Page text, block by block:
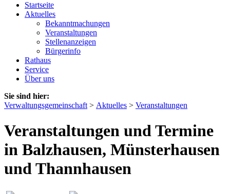
Startseite
Aktuelles
Bekanntmachungen
Veranstaltungen
Stellenanzeigen
Bürgerinfo
Rathaus
Service
Über uns
Sie sind hier:
Verwaltungsgemeinschaft > Aktuelles > Veranstaltungen
Veranstaltungen und Termine
in Balzhausen, Münsterhausen
und Thannhausen